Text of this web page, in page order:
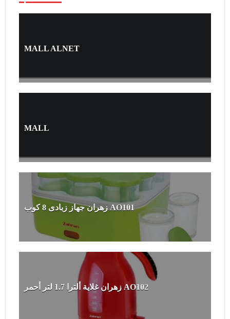
MALL ALNET
MALL
زهران جهاز زبادى 8 كوب AO101
زهران غلاية ألترا 1.7 لتر أحمر AO102